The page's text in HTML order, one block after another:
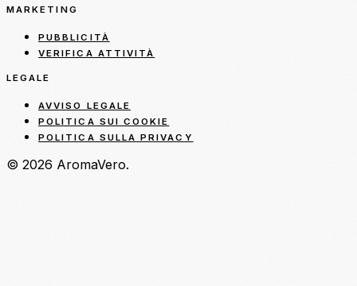
MARKETING
PUBBLICITÀ
VERIFICA ATTIVITÀ
LEGALE
AVVISO LEGALE
POLITICA SUI COOKIE
POLITICA SULLA PRIVACY
© 2026 AromaVero.